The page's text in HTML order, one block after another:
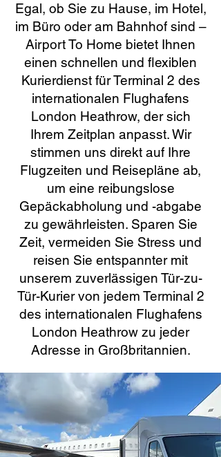
Egal, ob Sie zu Hause, im Hotel,
im Büro oder am Bahnhof sind –
Airport To Home bietet Ihnen
einen schnellen und flexiblen
Kurierdienst für Terminal 2 des
internationalen Flughafens
London Heathrow, der sich
Ihrem Zeitplan anpasst. Wir
stimmen uns direkt auf Ihre
Flugzeiten und Reisepläne ab,
um eine reibungslose
Gepäckabholung und -abgabe
zu gewährleisten. Sparen Sie
Zeit, vermeiden Sie Stress und
reisen Sie entspannter mit
unserem zuverlässigen Tür-zu-
Tür-Kurier von jedem Terminal 2
des internationalen Flughafens
London Heathrow zu jeder
Adresse in Großbritannien.